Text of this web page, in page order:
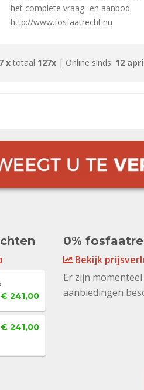
het complete vraag- en aanbod.
http://www.fosfaatrecht.nu
x totaal 127x | Online sinds: 12
€ 241,00
€ 241,00
0%
Bekijk
Er zijn
aanbiedingen